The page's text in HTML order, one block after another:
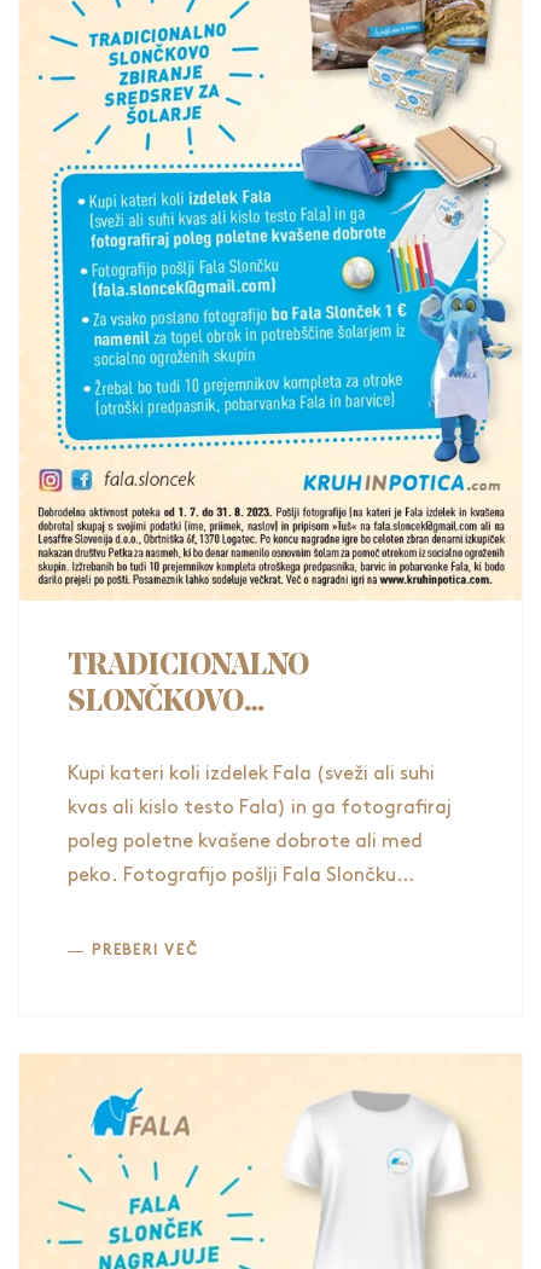
TRADICIONALNO
SLONČKOVO
ŠOLARJE
Kupi kateri koli izdelek Fala (sveži ali suhi
kvas ali kislo testo Fala) in ga fotografiraj
poleg poletne kvašene dobrote ali med
peko. Fotografijo pošlji Fala Slončku
poslano fotografijo bo Fala Slonček 1 €
in barvice).
PREBERI VEČ